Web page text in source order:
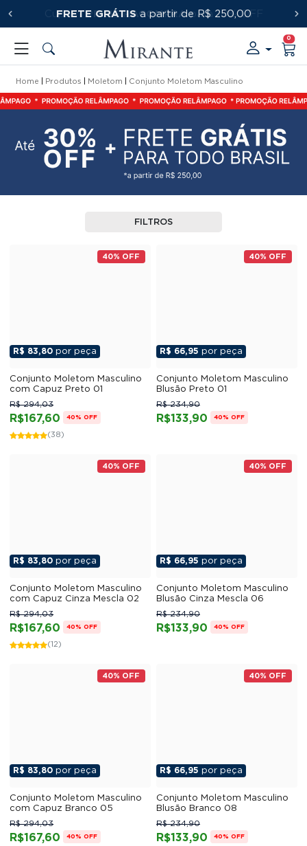
PRIMEIRACOMPRA
FRETE GRÁTIS a partir de R$ 250,00
0
Home Produtos Moletom Conjunto Moletom Masculino
FILTROS
40% OFF
R$ 83,80 por peça
Conjunto Moletom Masculino
com Capuz Preto 01
R$167,60
R$ 294,03
40% OFF
(38)
40% OFF
R$ 66,95 por peça
Conjunto Moletom Masculino
Blusão Preto 01
R$133,90
R$ 234,90
40% OFF
40% OFF
R$ 83,80 por peça
Conjunto Moletom Masculino
com Capuz Cinza Mescla 02
R$167,60
R$ 294,03
40% OFF
(12)
40% OFF
R$ 66,95 por peça
Conjunto Moletom Masculino
Blusão Cinza Mescla 06
R$133,90
R$ 234,90
40% OFF
40% OFF
R$ 83,80 por peça
Conjunto Moletom Masculino
com Capuz Branco 05
R$167,60
R$ 294,03
40% OFF
40% OFF
R$ 66,95 por peça
Conjunto Moletom Masculino
Blusão Branco 08
R$133,90
R$ 234,90
40% OFF